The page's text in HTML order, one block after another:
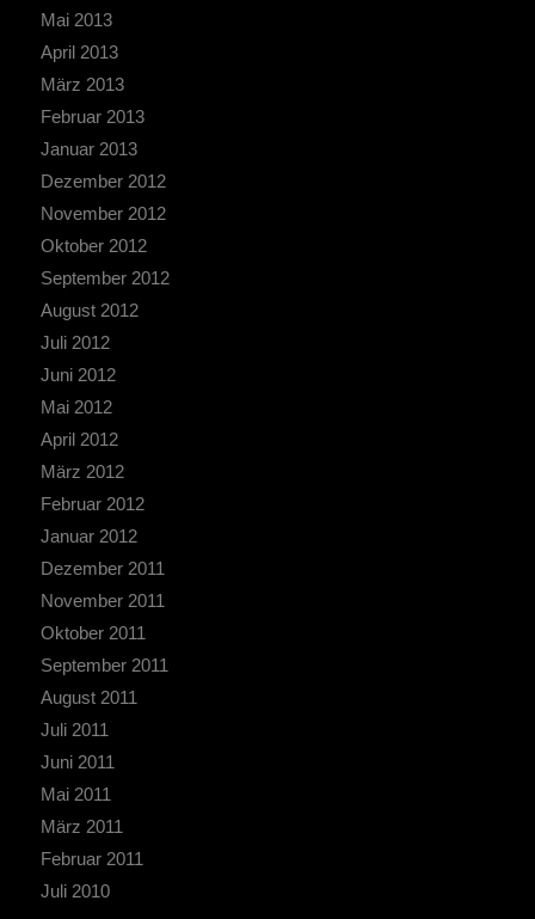
Mai 2013
April 2013
März 2013
Februar 2013
Januar 2013
Dezember 2012
November 2012
Oktober 2012
September 2012
August 2012
Juli 2012
Juni 2012
Mai 2012
April 2012
März 2012
Februar 2012
Januar 2012
Dezember 2011
November 2011
Oktober 2011
September 2011
August 2011
Juli 2011
Juni 2011
Mai 2011
März 2011
Februar 2011
Juli 2010